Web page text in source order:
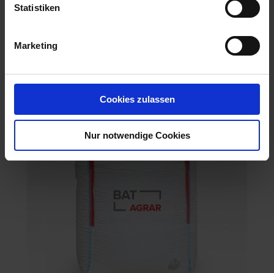
Statistiken
Marketing
Cookies zulassen
Nur notwendige Cookies
BAT Pro R 6566 TS o.P.